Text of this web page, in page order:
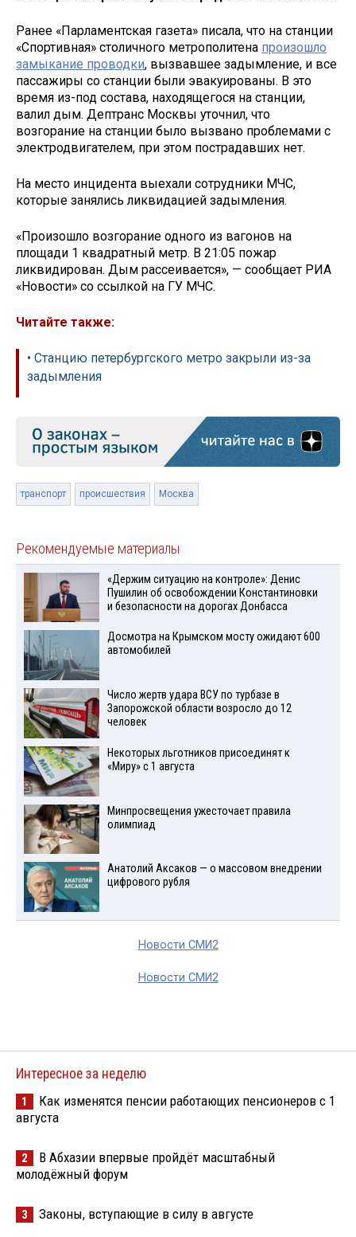
Ранее «Парламентская газета» писала, что на станции
«Спортивная» столичного метрополитена произошло
замыкание проводки, вызвавшее задымление, и все
пассажиры со станции были эвакуированы. В это
время из-под состава, находящегося на станции,
валил дым. Дептранс Москвы уточнил, что
возгорание на станции было вызвано проблемами с
электродвигателем, при этом пострадавших нет.
На место инцидента выехали сотрудники МЧС,
которые занялись ликвидацией задымления.
«Произошло возгорание одного из вагонов на
площади 1 квадратный метр. В 21:05 пожар
ликвидирован. Дым рассеивается», — сообщает РИА
«Новости» со ссылкой на ГУ МЧС.
Читайте также:
• Станцию петербургского метро закрыли из-за
задымления
транспорт происшествия Москва
Рекомендуемые материалы
«Держим ситуацию на контроле»: Денис
Пушилин об освобождении Константиновки
и безопасности на дорогах Донбасса
Досмотра на Крымском мосту ожидают 600
автомобилей
Число жертв удара ВСУ по турбазе в
Запорожской области возросло до 12
человек
Некоторых льготников присоединят к
«Миру» с 1 августа
Минпросвещения ужесточает правила
олимпиад
Анатолий Аксаков — о массовом внедрении
цифрового рубля
Новости СМИ2
Новости СМИ2
Интересное за неделю
1
Как изменятся пенсии работающих пенсионеров с 1
августа
2
В Абхазии впервые пройдёт масштабный
молодёжный форум
3 Законы, вступающие в силу в августе